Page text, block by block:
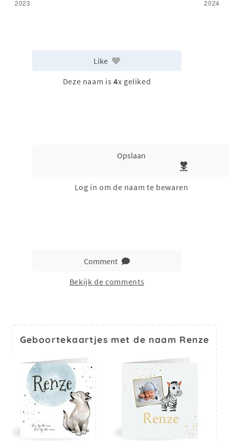
Like
Deze naam is 4x geliked
Opslaan
Log in om de naam te bewaren
Comment
Bekijk de comments
Geboortekaartjes met de naam Renze